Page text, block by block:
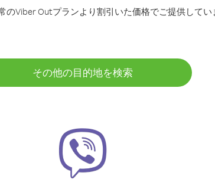
Viber Outプランより割引いた価格でご提供してい
その他の目的地を検索